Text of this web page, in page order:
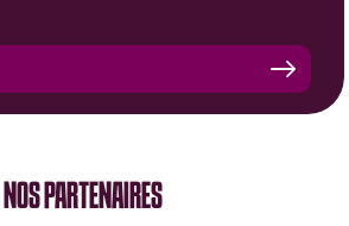
NOS PARTENAIRES